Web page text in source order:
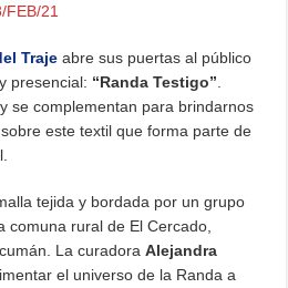
21
Traje abre sus puertas al público
presencial: “Randa Testigo”
se complementan para brindarnos
este textil que forma parte de
tejida y bordada por un grupo
comuna rural de El Cercado,
La curadoraAlejandra
el universo de la Randa a